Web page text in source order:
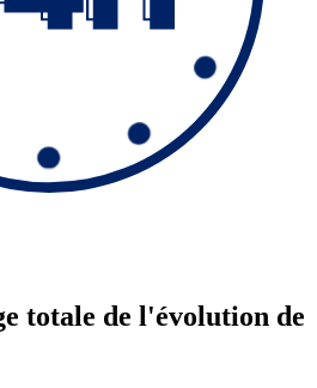
totale de l'évolution de